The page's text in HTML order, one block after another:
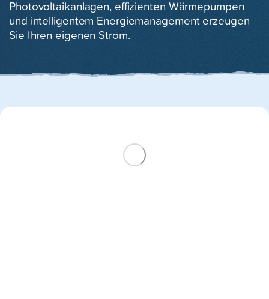
Photovoltaikanlagen, effizienten Wärmepumpen
und intelligentem Energiemanagement erzeugen
Sie Ihren eigenen Strom.